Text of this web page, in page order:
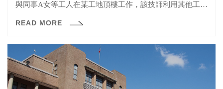
與同事A女等工人在某工地頂樓工作，該技師利用其他工人
事後A女向老闆告狀，老闆認為她說謊，還說「這裡都是男
院審理，認為老闆證詞反而證明A女被襲胸一事，依強制猥
褻罪判處男技師有期徒刑10月。
READ MORE